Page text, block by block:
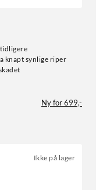
knapt synlige riper
Ny for 699,-
Ikke på lager